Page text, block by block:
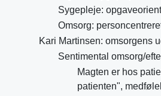
Sygepleje:
Omsorg:
Kari Martinsen: omsorgens
Sentimental omsorg/
Magten er hos
patienten",